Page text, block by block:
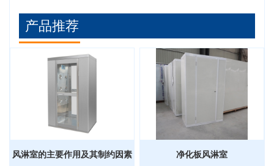
产品推荐
风淋室的主要作用及其制约因素 净化板风淋室